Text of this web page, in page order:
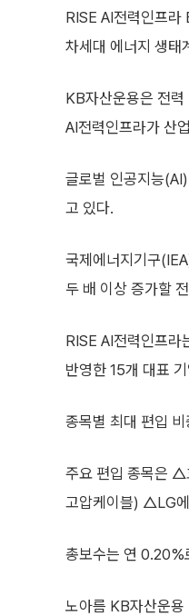
RISE AI전력인프라
차세대 에너지 생태
KB자산운용은 전
AI전력인프라가 산
글로벌 인공지능
고 있다.
국제에너지기구
두 배 이상 증가할
RISE AI전력인프라
반영한 15개 대표
종목별 최대 편입
주요 편입 종목은 △
고압케이블) △LG
총보수는 연 0.20%
노아름 KB자산운용